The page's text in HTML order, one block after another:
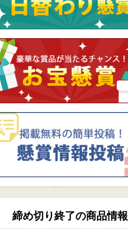
締め切り終了の商品情報